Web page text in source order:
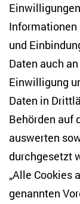
Anton-
10117 Berlin
Tel. +49 (30)
info(at)zois-
E-Mail-
Ich
Informationen
und
Daten auch
Einwilligung
Daten in
Behörden auf
auswerten
durchgesetzt
„Alle Cookies
genannten